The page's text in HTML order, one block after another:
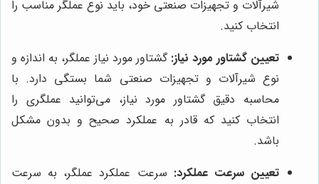
شیرآلات و تجهیزات صنعتی خود، باید نوع عملگر مناسب را
انتخاب کنید.
تعیین گشتاور مورد نیاز: گشتاور مورد نیاز عملگر، به اندازه و
نوع شیرآلات و تجهیزات صنعتی شما بستگی دارد. با
محاسبه دقیق گشتاور مورد نیاز، می‌توانید عملگری را
انتخاب کنید که قادر به عملکرد صحیح و بدون مشکل
باشد.
تعیین سرعت عملکرد: سرعت عملکرد عملگر، به سرعت